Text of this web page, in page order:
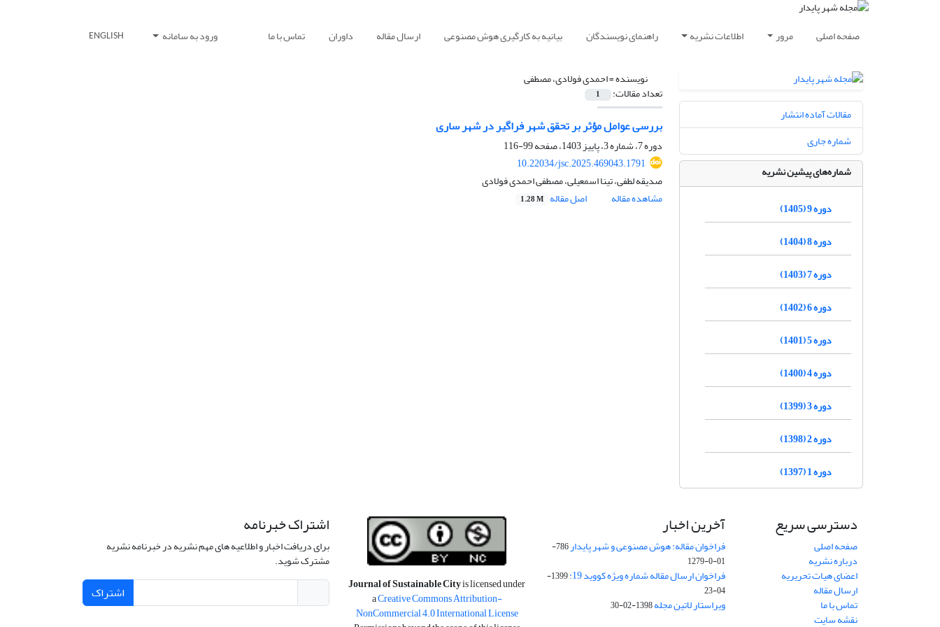
صفحه اصلی مرور اطلاعات نشریه راهنمای نویسندگان بیانیه به کارگیری هوش مصنوعی ارسال مقاله داوران تماس با ما ورود به سامانه ENGLISH
نویسنده =احمدی فولادی، مصطفی
تعداد مقالات: 1
بررسی عوامل مؤثر بر تحقق شهر فراگیر در شهر ساری
دوره 7، شماره 3، پاییز 1403، صفحه
99-116
10.22034/jsc.2025.469043.1791
صدیقه لطفی، تینا اسمعیلی، مصطفی احمدی فولادی
مشاهده مقاله
اصل مقاله 1.28 M
مقالات آماده انتشار
شماره جاری
شماره‌های پیشین نشریه
دوره 9 (1405)
دوره 8 (1404)
دوره 7 (1403)
دوره 6 (1402)
دوره 5 (1401)
دوره 4 (1400)
دوره 3 (1399)
دوره 2 (1398)
دوره 1 (1397)
دسترسی سریع
صفحه اصلی
درباره نشریه
اعضای هیات تحریریه
ارسال مقاله
تماس با ما
نقشه سایت
آخرین اخبار
فراخوان مقاله: هوش مصنوعی و شهر پایدار
786-
01-0-1279
فراخوان ارسال مقاله شماره ویژه کووید 19:
1399-
04-23
ویراستار لاتین مجله1398-02-30
Journal of Sustainable Cityis licensed under
aCreative Commons Attribution-
NonCommercial 4.0 International License
اشتراک خبرنامه
برای دریافت اخبار و اطلاعیه های مهم نشریه در خبرنامه نشریه
مشترک شوید.
اشتراک